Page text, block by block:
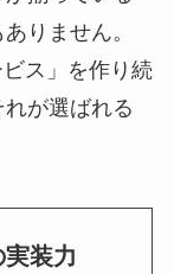
りません。
ス」を作り続
が選ばれる
実装力